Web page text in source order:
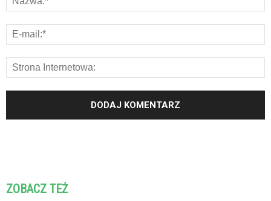
ZOBACZ TEŻ